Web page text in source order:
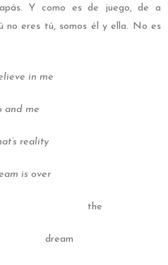
Y como es de juego, de a
no eres tú, somos él y ella. No es
in me
and me
reality
is over